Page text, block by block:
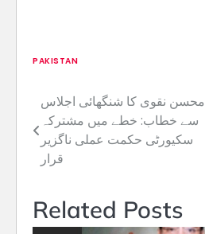
PAKISTAN
Post
navigation
محسن نقوی کا شنگھائی اجلاس
سے خطاب: خطے میں مشترکہ
سکیورٹی حکمت عملی ناگزیر
قرار
Related Posts